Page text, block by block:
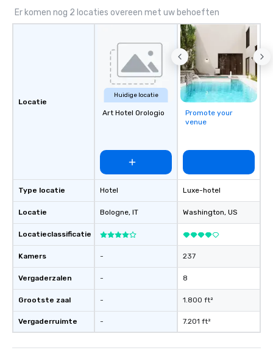
Er komen nog 2 locaties overeen met uw behoeften
Locatie
Type locatie
Locatie
Locatieclassificatie
Kamers
Vergaderzalen
Grootste zaal
Vergaderruimte
Huidige locatie
Art Hotel Orologio
Hotel
Bologne, IT
-
-
-
-
Promote your
venue
Luxe-hotel
Washington, US
237
8
1.800 ft²
7.201 ft²